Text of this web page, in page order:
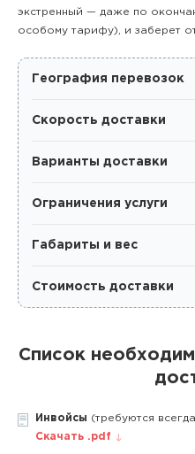
экстренный — даже по
особому тарифу), и заберет
География перевозок
Скорость доставки
Варианты доставки
Ограничения услуги
Габариты и вес
Стоимость доставки
Список
Инвойсы (требуются
Скачать .pdf